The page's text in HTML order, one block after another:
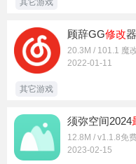
其它游戏
顾辞GG修改
20.3M / 101.1 魔
2022-01-11
其它游戏
须弥空间2024
12.8M / v1.1.8免
2023-02-15